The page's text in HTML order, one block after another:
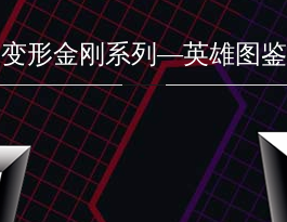
变形金刚系列—英雄图鉴